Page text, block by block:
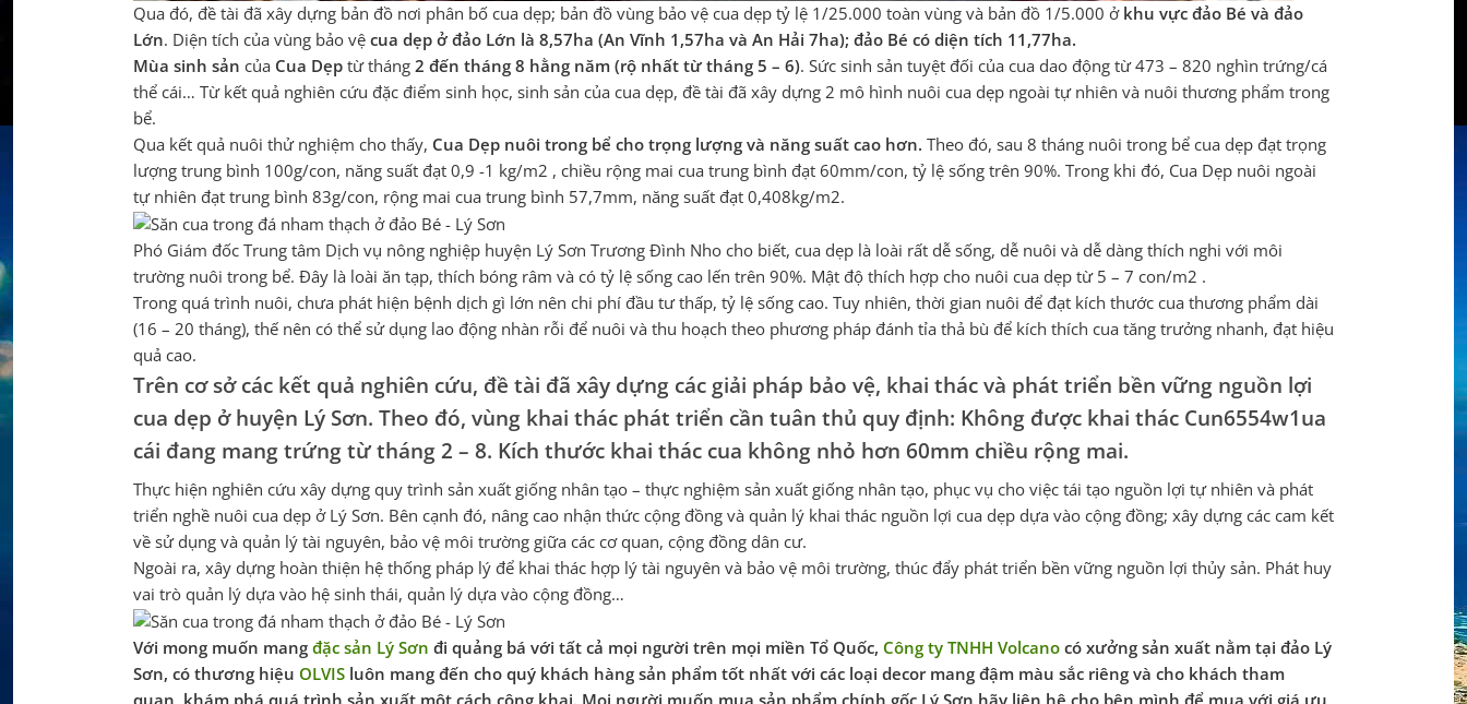
Qua đó, đề tài đã xây dựng bản đồ nơi phân bố cua dẹp; bản đồ vùng bảo vệ cua dẹp tỷ lệ 1/25.000 toàn vùng và bản đồ 1/5.000 ởkhu vực đảo Bé và đảo
Lớn. Diện tích của vùng bảo vệcua dẹp ở đảo Lớn là 8,57ha (An Vĩnh 1,57ha và An Hải 7ha); đảo Bé có diện tích 11,77ha.
Mùa sinh sản của Cua Dẹptừ tháng2 đến tháng 8 hằng năm (rộ nhất từ tháng 5 – 6). Sức sinh sản tuyệt đối của cua dao động từ 473 – 820 nghìn trứng/cá
thể cái… Từ kết quả nghiên cứu đặc điểm sinh học, sinh sản của cua dẹp, đề tài đã xây dựng 2 mô hình nuôi cua dẹp ngoài tự nhiên và nuôi thương phẩm trong
bể.
Qua kết quả nuôi thử nghiệm cho thấy, Cua Dẹp nuôi trong bể cho trọng lượng và năng suất cao hơn. Theo đó, sau 8 tháng nuôi trong bể cua dẹp đạt trọng
lượng trung bình 100g/con, năng suất đạt 0,9 -1 kg/m2 , chiều rộng mai cua trung bình đạt 60mm/con, tỷ lệ sống trên 90%. Trong khi đó, Cua Dẹp nuôi ngoài
tự nhiên đạt trung bình 83g/con, rộng mai cua trung bình 57,7mm, năng suất đạt 0,408kg/m2.
Phó Giám đốc Trung tâm Dịch vụ nông nghiệp huyện Lý Sơn Trương Đình Nho cho biết, cua dẹp là loài rất dễ sống, dễ nuôi và dễ dàng thích nghi với môi
trường nuôi trong bể. Đây là loài ăn tạp, thích bóng râm và có tỷ lệ sống cao lến trên 90%. Mật độ thích hợp cho nuôi cua dẹp từ 5 – 7 con/m2 .
Trong quá trình nuôi, chưa phát hiện bệnh dịch gì lớn nên chi phí đầu tư thấp, tỷ lệ sống cao. Tuy nhiên, thời gian nuôi để đạt kích thước cua thương phẩm dài
(16 – 20 tháng), thế nên có thể sử dụng lao động nhàn rỗi để nuôi và thu hoạch theo phương pháp đánh tỉa thả bù để kích thích cua tăng trưởng nhanh, đạt hiệu
quả cao.
Trên cơ sở các kết quả nghiên cứu, đề tài đã xây dựng các giải pháp bảo vệ, khai thác và phát triển bền vững nguồn lợi
cua dẹp ở huyện Lý Sơn. Theo đó, vùng khai thác phát triển cần tuân thủ quy định: Không được khai thác Cun6554w1ua
cái đang mang trứng từ tháng 2 – 8. Kích thước khai thác cua không nhỏ hơn 60mm chiều rộng mai.
Thực hiện nghiên cứu xây dựng quy trình sản xuất giống nhân tạo – thực nghiệm sản xuất giống nhân tạo, phục vụ cho việc tái tạo nguồn lợi tự nhiên và phát
triển nghề nuôi cua dẹp ở Lý Sơn. Bên cạnh đó, nâng cao nhận thức cộng đồng và quản lý khai thác nguồn lợi cua dẹp dựa vào cộng đồng; xây dựng các cam kết
về sử dụng và quản lý tài nguyên, bảo vệ môi trường giữa các cơ quan, cộng đồng dân cư.
Ngoài ra, xây dựng hoàn thiện hệ thống pháp lý để khai thác hợp lý tài nguyên và bảo vệ môi trường, thúc đẩy phát triển bền vững nguồn lợi thủy sản. Phát huy
vai trò quản lý dựa vào hệ sinh thái, quản lý dựa vào cộng đồng…
Với mong muốn mangđặc sản Lý Sơn đi quảng bá với tất cả mọi người trên mọi miền Tổ Quốc, Công ty TNHH Volcanocó xưởng sản xuất nằm tại đảo Lý
Sơn, có thương hiệu OLVIS luôn mang đến cho quý khách hàng sản phẩm tốt nhất với các loại decor mang đậm màu sắc riêng và cho khách tham